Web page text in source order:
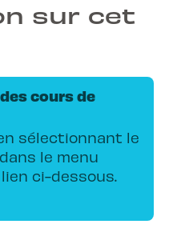
sur cet
cours de
sélectionnant le
le menu
ci-dessous.